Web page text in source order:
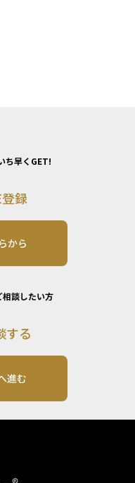
ち早くGET!
録
から
談したい方
する
進む